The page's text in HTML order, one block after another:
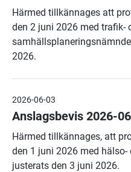
Härmed tillkännages att
den 2 juni 2026 med trafik-
2026.
2026-06-03
Anslagsbevis 2026-
Härmed tillkännages, att
den 1 juni 2026 med
justerats den 3 juni 2026.